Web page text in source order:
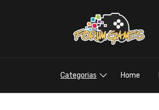
Categorias Home